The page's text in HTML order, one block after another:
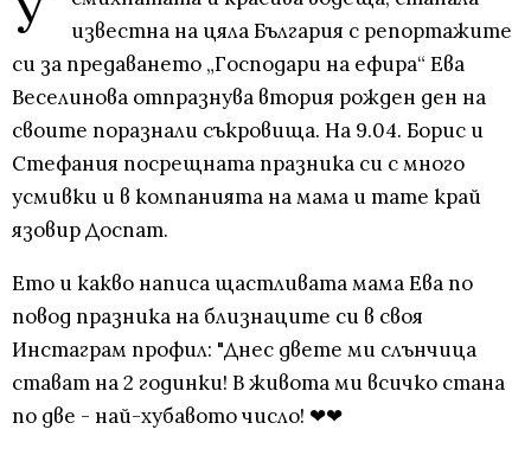
известна на цяла България с репортажите
си за предаването „Господари на ефира“ Ева
Веселинова отпразнува втория рожден ден на
своите поразнали съкровища. На 9.04. Борис и
Стефания посрещната празника си с много
усмивки и в компанията на мама и тате край
язовир Доспат.
Ето и какво написа щастливата мама Ева по
повод празника на близнаците си в своя
Инстаграм профил: "Днес двете ми слънчица
стават на 2 годинки! В живота ми всичко стана
по две - най-хубавото число! ❤❤